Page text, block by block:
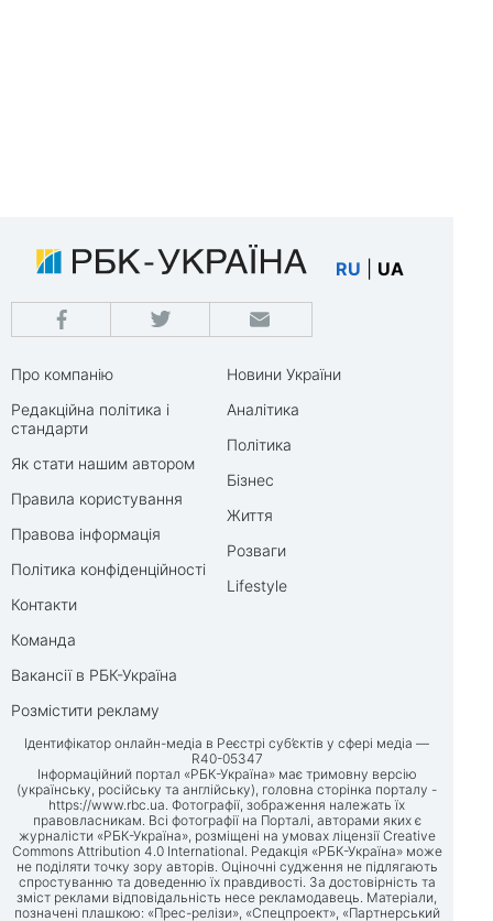
RU UA
Про компанію
Редакційна політика і
стандарти
Як стати нашим автором
Правила користування
Правова інформація
Політика конфіденційності
Контакти
Команда
Вакансії в РБК-Україна
Розмістити рекламу
Новини України
Аналітика
Політика
Бізнес
Життя
Розваги
Lifestyle
Ідентифікатор онлайн-медіа в Реєстрі суб’єктів у сфері медіа —
R40-05347
Інформаційний портал «РБК-Україна» має тримовну версію
(українську, російську та англійську), головна сторінка порталу -
https://www.rbc.ua. Фотографії, зображення належать їх
правовласникам. Всі фотографії на Порталі, авторами яких є
журналісти «РБК-Україна», розміщені на умовах ліцензії Creative
Commons Attribution 4.0 International. Редакція «РБК-Україна» може
не поділяти точку зору авторів. Оціночні судження не підлягають
спростуванню та доведенню їх правдивості. За достовірність та
зміст реклами відповідальність несе рекламодавець. Матеріали,
позначені плашкою: «Прес-релізи», «Спецпроект», «Партнерський